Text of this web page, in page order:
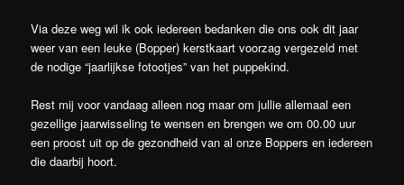
Via deze weg wil ik ook iedereen bedanken die ons ook dit jaar
weer van een leuke (Bopper) kerstkaart voorzag vergezeld met
de nodige “jaarlijkse fotootjes” van het puppekind.
Rest mij voor vandaag alleen nog maar om jullie allemaal een
gezellige jaarwisseling te wensen en brengen we om 00.00 uur
een proost uit op de gezondheid van al onze Boppers en iedereen
die daarbij hoort.